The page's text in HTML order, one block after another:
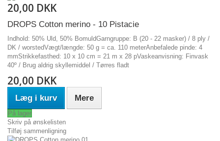
20,00 DKK
DROPS Cotton merino - 10 Pistacie
Indhold: 50% Uld, 50% BomuldGarngruppe: B (20 - 22 masker) / 8 ply /
DK / worstedVægt/længde: 50 g = ca. 110 meterAnbefalede pinde: 4
mmStrikkefasthed: 10 x 10 cm = 21 m x 28 pVaskeanvisning: Finvask
40º / Brug aldrig skyllemiddel / Tørres fladt
20,00 DKK
Læg i kurv Mere
På lager
Skriv på ønskelisten
Tilføj sammenligning